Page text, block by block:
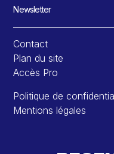
Newsletter
Contact
Plan du site
Accès Pro
Politique de
Mentions légales